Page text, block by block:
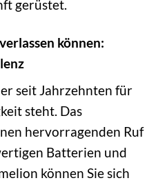
gerüstet.
können:
seit Jahrzehnten für
steht. Das
hervorragenden Ruf
Batterien und
können Sie sich